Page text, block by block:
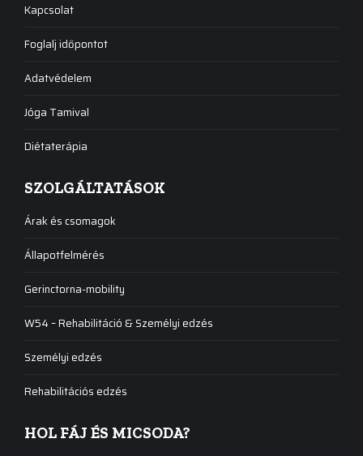
Kapcsolat
Foglalj időpontot
Adatvédelem
Jóga Tamival
Diétaterápia
SZOLGÁLTATÁSOK
Árak és csomagok
Állapotfelmérés
Gerinctorna-mobility
W54 – Rehabilitáció & Személyi edzés
Személyi edzés
Rehabilitációs edzés
HOL FÁJ ÉS MICSODA?